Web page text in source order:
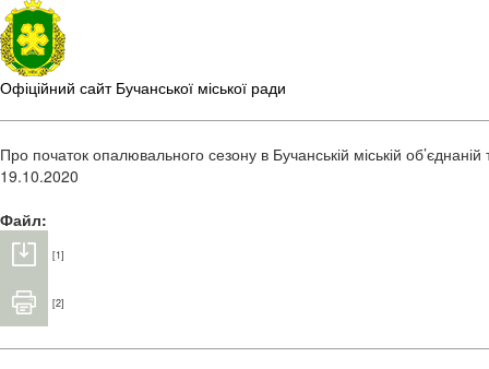
Офіційний сайт Бучанської міської ради
Про початок опалювального сезону в Бучанській міській
19.10.2020
Файл:
[1]
[2]